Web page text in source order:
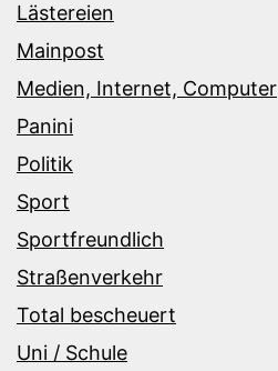
Lästereien
Mainpost
Medien, Internet, Computer
Panini
Politik
Sport
Sportfreundlich
Straßenverkehr
Total bescheuert
Uni / Schule